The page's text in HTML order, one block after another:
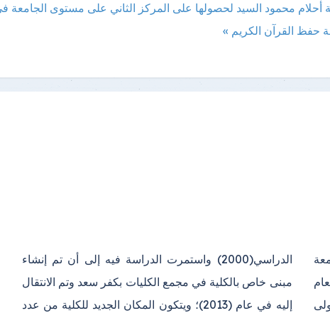
أحلام محمود السيد لحصولها على المركز الثاني على مستوى الجامعة
حفظ القرآن الكريم »
جامعة
إنشاء
عدد